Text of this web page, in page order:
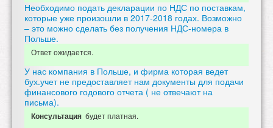
Необходимо подать декларации по НДС по поставкам,
которые уже произошли в 2017-2018 годах. Возможно
– это можно сделать без получения НДС-номера в
Польше.
Ответ ожидается.
У нас компания в Польше, и фирма которая ведет
бух.учет не предоставляет нам документы для подачи
финансового годового отчета ( не отвечают на
письма).
Консультация будет платная.